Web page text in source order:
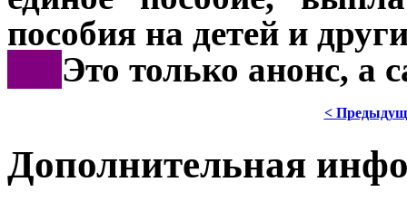
пособия на детей и
Это только анонс, а
<
Дополнительная